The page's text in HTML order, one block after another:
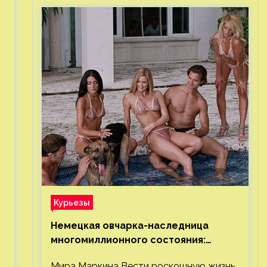
Курьезы
Немецкая овчарка-наследница
многомиллионного состояния: